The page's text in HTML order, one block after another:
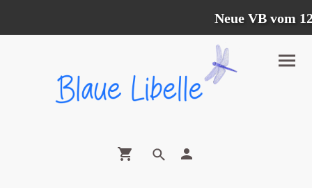
Neue VB vom